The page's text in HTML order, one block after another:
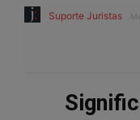
Suporte Juristas